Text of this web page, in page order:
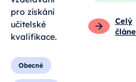
pro získání
učitelské
kvalifikace.
Obecné
Celý